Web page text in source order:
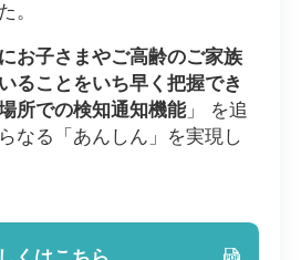
。
お子さまやご高齢のご家族
ることをいち早く把握でき
所での検知通知機能」 を追
なる「あんしん」を実現し